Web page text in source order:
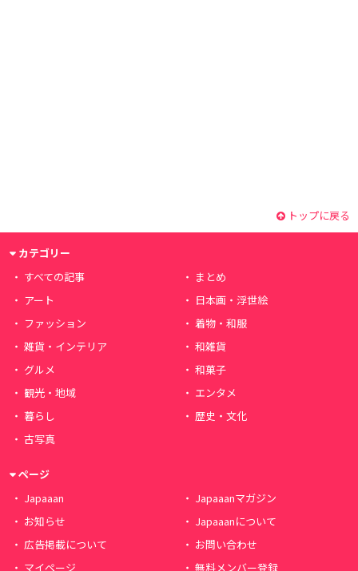
トップに戻る
カテゴリー
すべての記事
まとめ
アート
日本画・浮世絵
ファッション
着物・和服
雑貨・インテリア
和雑貨
グルメ
和菓子
観光・地域
エンタメ
暮らし
歴史・文化
古写真
ページ
Japaaan
Japaaanマガジン
お知らせ
Japaaanについて
広告掲載について
お問い合わせ
マイページ
無料メンバー登録